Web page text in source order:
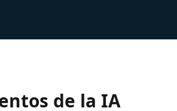
de la IA